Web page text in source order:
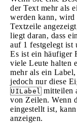
der Text mehr als
werden kann, wird
Textzeile
liegt daran, dass
auf 1 festgelegt ist
Es ist ein häufiger
viele Leute halten
mehr als ein
jedoch nur diese
UILabel mitteilen
von Zeilen. Wenn
eingestellt ist,
anzeigen.